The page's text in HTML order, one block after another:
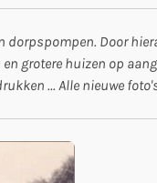
Door
grotere huizen op
... Alle nieuwe